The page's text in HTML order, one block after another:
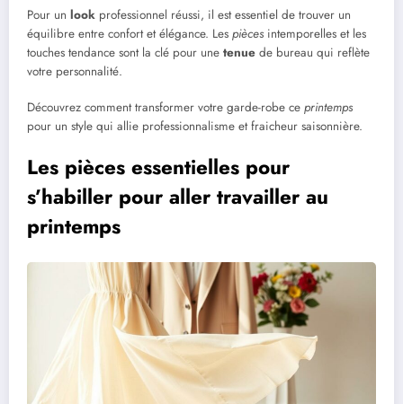
Pour un look professionnel réussi, il est essentiel de trouver un
équilibre entre confort et élégance. Les pièces intemporelles et les
touches tendance sont la clé pour une tenue de bureau qui reflète
votre personnalité.
Découvrez comment transformer votre garde-robe ce printemps
pour un style qui allie professionnalisme et fraicheur saisonnière.
Les pièces essentielles pour
s’habiller pour aller travailler au
printemps